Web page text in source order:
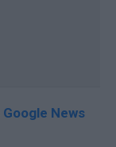
Google News